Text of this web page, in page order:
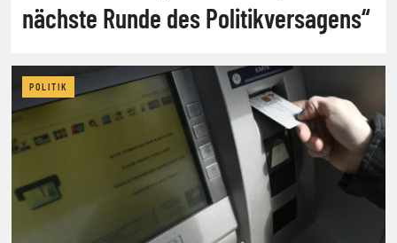
nächste Runde des Politikversagens“
POLITIK